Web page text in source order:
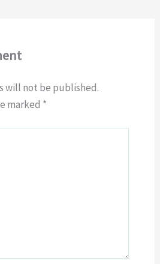
will not be published.
marked *